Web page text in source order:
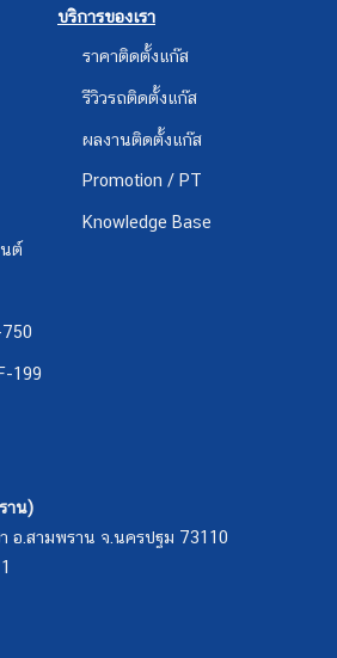
นต์
199
บริการของเรา
ราคาติดตั้งแก๊ส
รีวิวรถติดตั้งแก๊ส
ผลงานติดตั้งแก๊ส
Promotion / PT
Knowledge Base
าน)
อ.สามพราน จ.นครปฐม 73110